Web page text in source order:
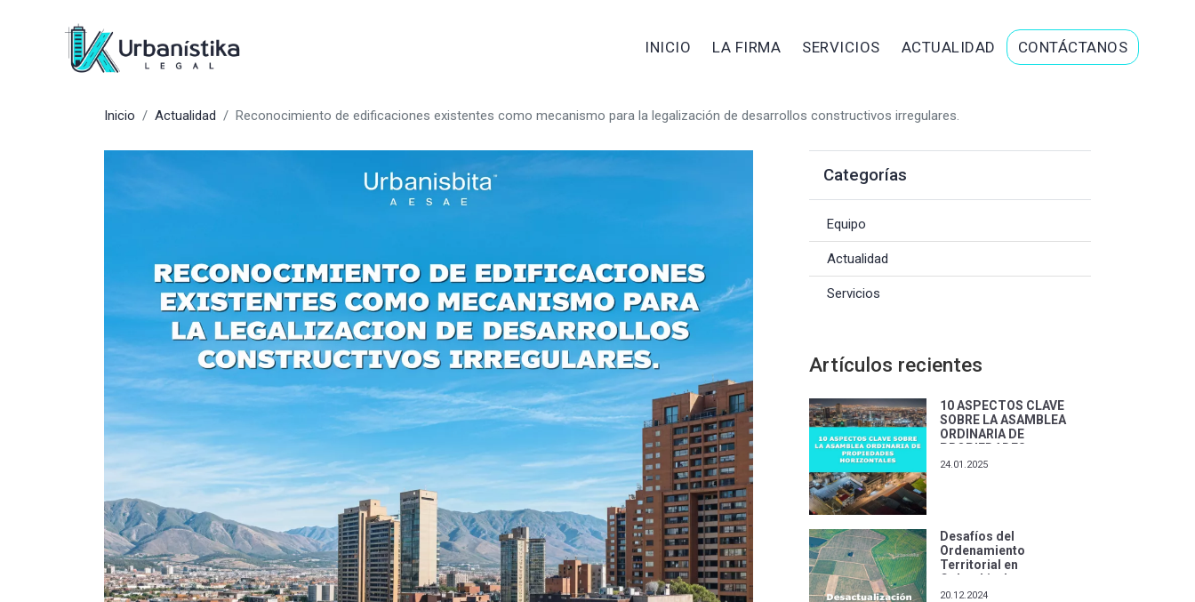
INICIO LA FIRMA SERVICIOS ACTUALIDAD CONTÁCTANOS
Inicio Actualidad Reconocimiento de edificaciones existentes como mecanismo para la legalización de desarrollos constructivos irregulares.
Categorías
Equipo
Actualidad
Servicios
Artículos recientes
10 ASPECTOS CLAVE
SOBRE LA ASAMBLEA
ORDINARIA DE
PROPIEDADES
HORIZONTALES
24.01.2025
Desafíos del
Ordenamiento
Territorial en
Colombia: La
desactualización
20.12.2024